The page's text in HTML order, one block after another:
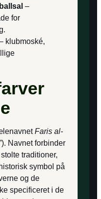
–
for
klubmoské,
Faris al-
Navnet forbinder
traditioner,
symbol på
og de
specificeret i de